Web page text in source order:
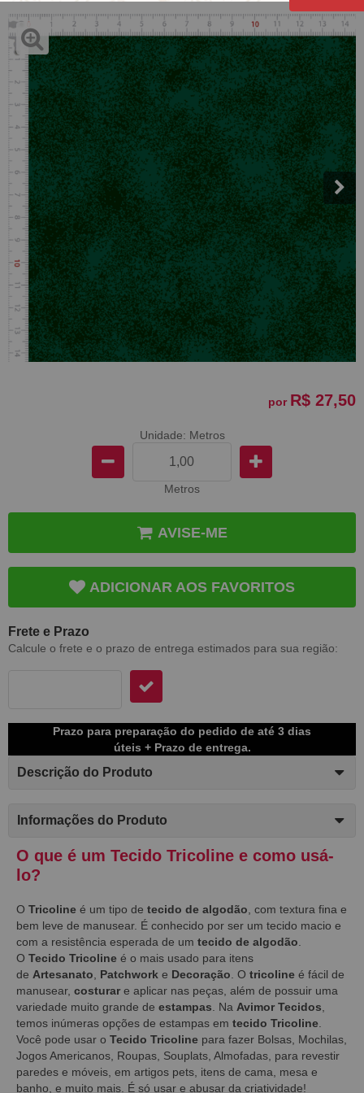
por R$ 27,50
Unidade: Metros
Metros
AVISE-ME
ADICIONAR AOS FAVORITOS
Frete e Prazo
Calcule o frete e o prazo de entrega estimados para sua região:
Prazo para preparação do pedido de até 3 dias
úteis + Prazo de entrega.
Descrição do Produto
Informações do Produto
O que é um Tecido Tricoline e como usá-
lo?
O Tricoline é um tipo de tecido de algodão , com textura fina e
bem leve de manusear. É conhecido por ser um tecido macio e
com a resistência esperada de um tecido de algodão
O Tecido Tricoline é o mais usado para itens
de Artesanato Patchwork e Decoração . O tricoline é fácil de
manusear, costurar e aplicar nas peças, além de possuir uma
variedade muito grande de estampas . Na Avimor Tecidos
temos inúmeras opções de estampas em tecido Tricoline
Você pode usar o Tecido Tricoline para fazer Bolsas, Mochilas,
Jogos Americanos, Roupas, Souplats, Almofadas, para revestir
paredes e móveis, em artigos pets, itens de cama, mesa e
banho, e muito mais. É só usar e abusar da criatividade!